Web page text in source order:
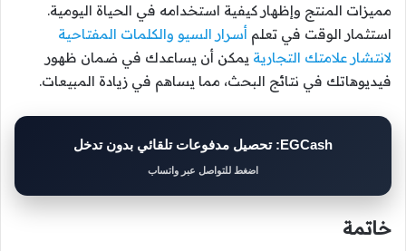
مميزات المنتج وإظهار كيفية استخدامه في الحياة اليومية.
استثمار الوقت في تعلم أسرار السيو والكلمات المفتاحية
لانتشار علامتك التجارية يمكن أن يساعدك في ضمان ظهور
فيديوهاتك في نتائج البحث، مما يساهم في زيادة المبيعات.
EGCash: تحصيل مدفوعات تلقائي بدون تدخل
اضغط للتواصل عبر واتساب
خاتمة